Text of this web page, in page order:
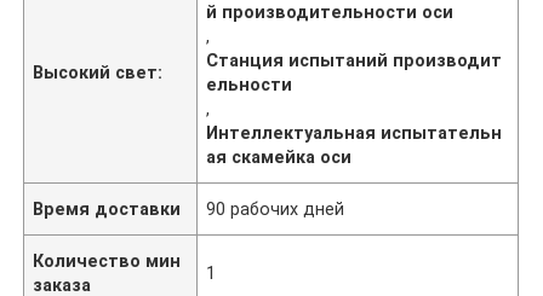
Высокий свет:
й производительности оси
,
Станция испытаний производит
ельности
,
Интеллектуальная испытательн
ая скамейка оси
Время доставки 90 рабочих дней
Количество мин
заказа
1